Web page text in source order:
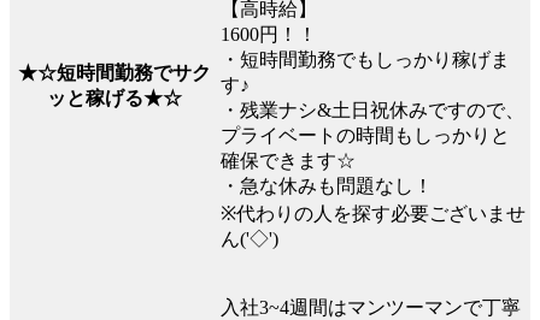
★☆短時間勤務でサク
ッと稼げる★☆
【高時給】
1600円！！
・短時間勤務でもしっかり稼げま
す♪
・残業ナシ&土日祝休みですので、
プライベートの時間もしっかりと
確保できます☆
・急な休みも問題なし！
※代わりの人を探す必要ございませ
ん('◇')ゞ
入社3~4週間はマンツーマンで丁寧